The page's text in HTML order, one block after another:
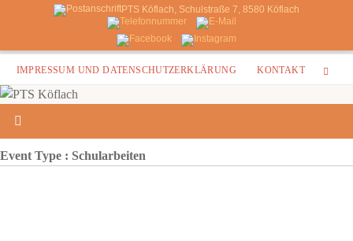
PTS Köflach, Schulstraße 7, 8580 Köflach
Zum
Inhalt
springen
IMPRESSUM UND DATENSCHUTZERKLÄRUNG KONTAKT
Event Type : Schularbeiten